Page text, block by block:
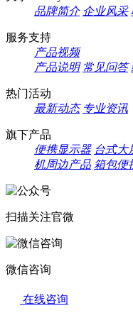
品牌简介 企业风采
服务支持
产品视频
产品说明 常见问答
热门活动
最新动态 专业资讯
旗下产品
便携显示器 台式大
机周边产品 箱包便
扫描关注官微
微信咨询
在线咨询